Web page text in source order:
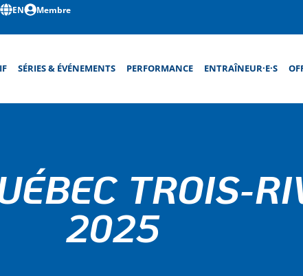
EN Membre
SÉRIES & ÉVÉNEMENTS PERFORMANCE ENTRAÎNEUR·E·S
TROIS-
2025